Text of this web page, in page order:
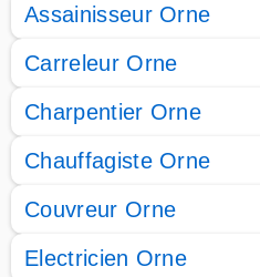
Assainisseur Orne
Carreleur Orne
Charpentier Orne
Chauffagiste Orne
Couvreur Orne
Electricien Orne